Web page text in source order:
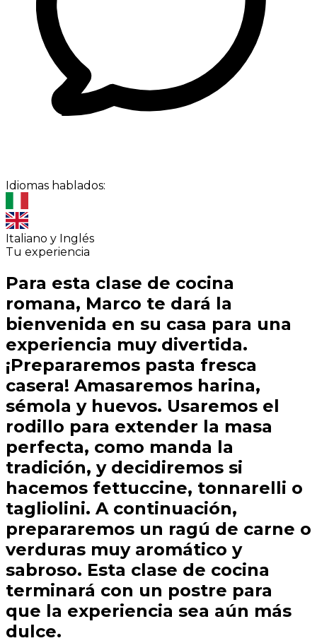
Idiomas hablados:
Italiano y Inglés
Tu experiencia
Para esta clase de cocina
romana, Marco te dará la
bienvenida en su casa para una
experiencia muy divertida.
¡Prepararemos pasta fresca
casera! Amasaremos harina,
sémola y huevos. Usaremos el
rodillo para extender la masa
perfecta, como manda la
tradición, y decidiremos si
hacemos fettuccine, tonnarelli o
tagliolini. A continuación,
prepararemos un ragú de carne o
verduras muy aromático y
sabroso. Esta clase de cocina
terminará con un postre para
que la experiencia sea aún más
dulce.